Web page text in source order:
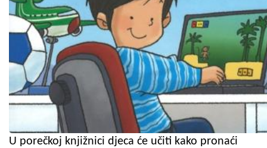
U porečkoj knjižnici djeca će učiti kako pronaći